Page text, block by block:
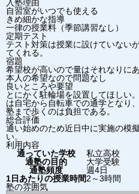
入塾理由
自習室がいつでも使える
きめ細かな指導
一律の授業料（季節講習なし）
定期テスト
テスト対策は授業に設けていない
てくれる。
宿題
希望校が高いので量はそれなりに
本人の希望なので問題なし
良いところや要望
とにかく駐輪場を設置してほしい
は自宅から自転車での通学となり
塾まで歩くのは負担である。
総合評価
通い始めのため近日中に実施の模
い。
利用内容
通っていた学校
私立高校
通塾の目的
大学受験
通塾頻度
週4日
1日あたりの授業時間2～3時間
塾の雰囲気